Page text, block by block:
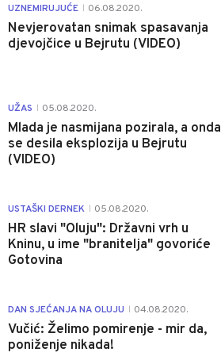
UZNEMIRUJUĆE 06.08.2020.
Nevjerovatan snimak spasavanja
djevojčice u Bejrutu (VIDEO)
UŽAS 05.08.2020.
Mlada je nasmijana pozirala, a onda
se desila eksplozija u Bejrutu
(VIDEO)
USTAŠKI DERNEK 05.08.2020.
HR slavi "Oluju": Državni vrh u
Kninu, u ime "branitelja" govoriće
Gotovina
DAN SJEĆANJA NA OLUJU 04.08.2020.
Vučić: Želimo pomirenje - mir da,
poniženje nikada!